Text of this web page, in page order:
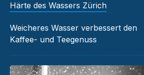
Härte des Wassers Zürich
Weicheres Wasser verbessert den
Kaffee- und Teegenuss